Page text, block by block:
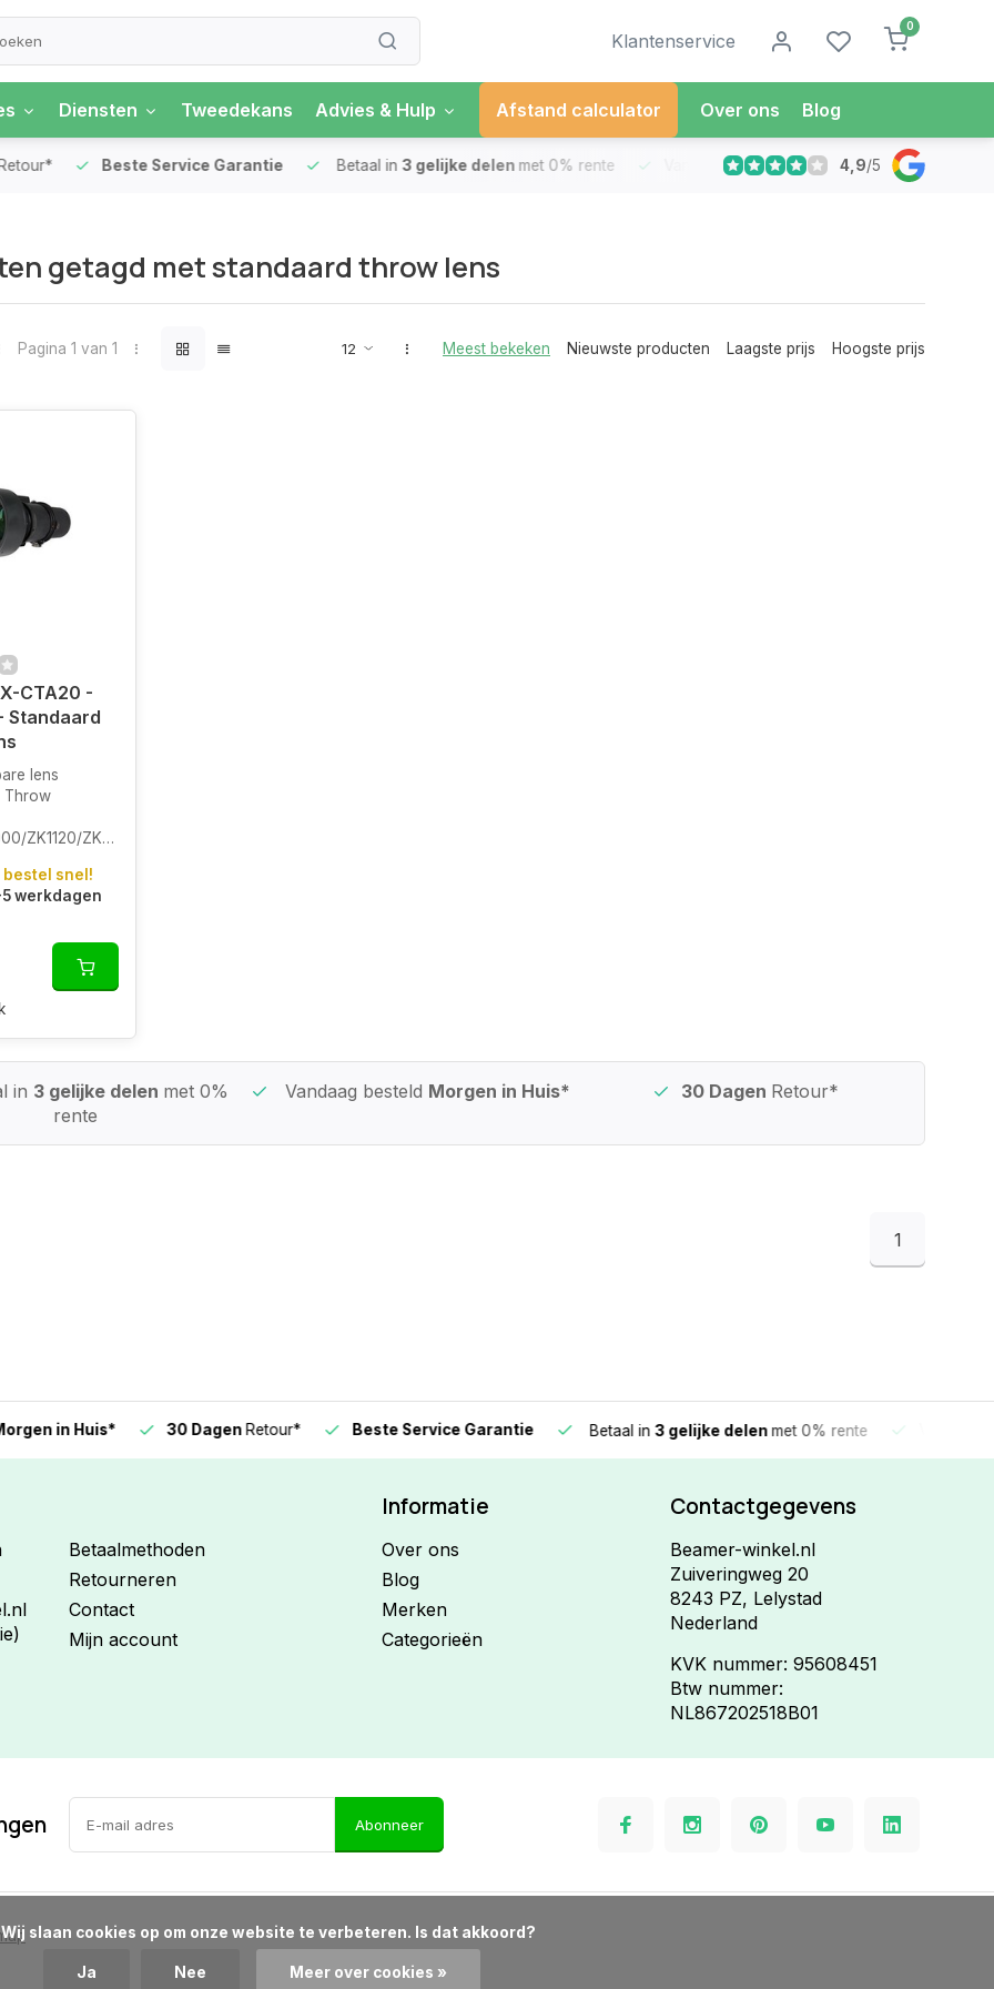
Klantenservice
0
Diensten Tweedekans Advies & Hulp Afstand calculator Over ons Blog
Beste Service Garantie Betaal in 3 gelijke delen met 0% rente Vandaag besteldMorgen in Huis*
4,9/5
getagd met standaard throw lens
Pagina 1 van 1 Meest bekeken Nieuwste producten Laagste prijs Hoogste prijs
CTA20 -
Standaard
lens
Throw
ZK1120/ZK1320
bestel snel!
werkdagen
in 3 gelijke delen met 0%
rente
Vandaag besteld Morgen in Huis* 30 Dagen Retour*
1
in Huis* 30 DagenRetour* Beste Service Garantie Betaal in3 gelijke delenmet 0% rente Vandaag
Betaalmethoden
Retourneren
Contact
Mijn account
Informatie
Over ons
Blog
Merken
Categorieën
Contactgegevens
Beamer-winkel.nl
Zuiveringweg 20
8243 PZ, Lelystad
Nederland
KVK nummer: 95608451
Btw nummer:
NL867202518B01
Abonneer
Ja Nee Meer over cookies »